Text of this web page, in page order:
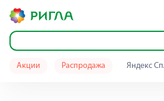
Акции Распродажа Яндекс